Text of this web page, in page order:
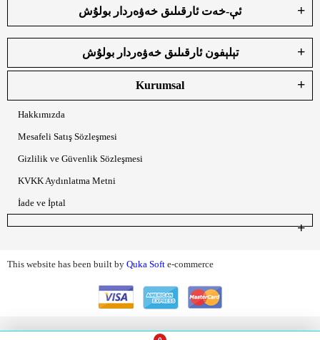
ئې-خەت ئارقىلىق خەۋەردار بولۇش
تېلېفون ئارقىلىق خەۋەردار بولۇش
Kurumsal
Hakkımızda
Mesafeli Satış Sözleşmesi
Gizlilik ve Güvenlik Sözleşmesi
KVKK Aydınlatma Metni
İade ve İptal
This website has been built by Quka Soft e-commerce